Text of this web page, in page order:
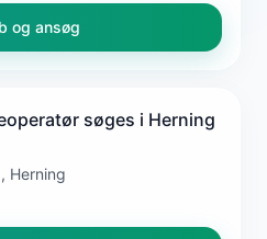
og ansøg
søges i Herning
Herning